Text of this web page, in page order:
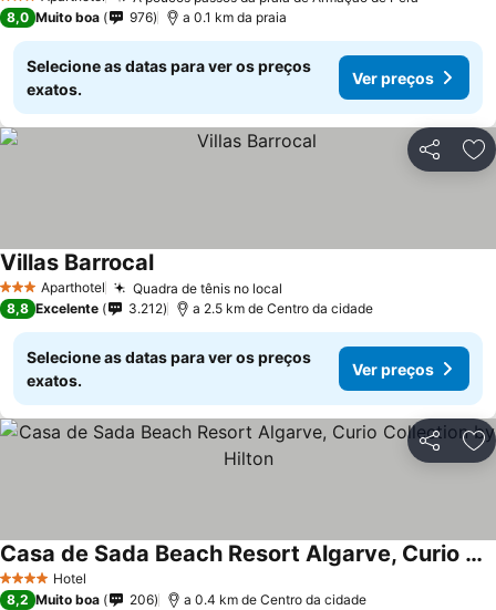
3 Estrelas
8,0 Muito boa 976 a 0.1 km da praia
Selecione as datas para ver os preços
exatos.
Ver preços
Partilhar
3 EstrelasAparthotel Quadra de tênis no local
Villas Barrocal
8,8 Excelente 3.212 a 2.5 km de Centro da cidade
Selecione as datas para ver os preços
exatos.
Ver preços
Partilhar
4 EstrelasHotel
Casa de Sada Beach Resort Algarve, Curio Collection by Hilton
8,2 Muito boa 206 a 0.4 km de Centro da cidade